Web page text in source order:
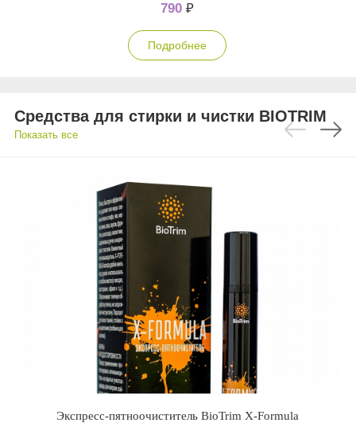
790 ₽
Подробнее
Средства для стирки и чистки BIOTRIM
Показать все
Экспресс-пятноочиститель BioTrim X-Formula